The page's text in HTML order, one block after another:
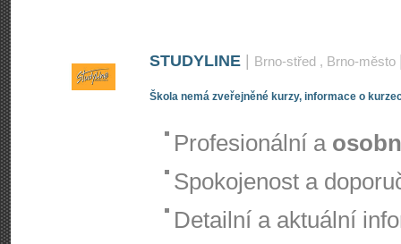
STUDYLINE Brno-střed , Brno-město
Škola nemá zveřejněné kurzy, informace o
Profesionální a
Spokojenost a
Detailní a aktuální